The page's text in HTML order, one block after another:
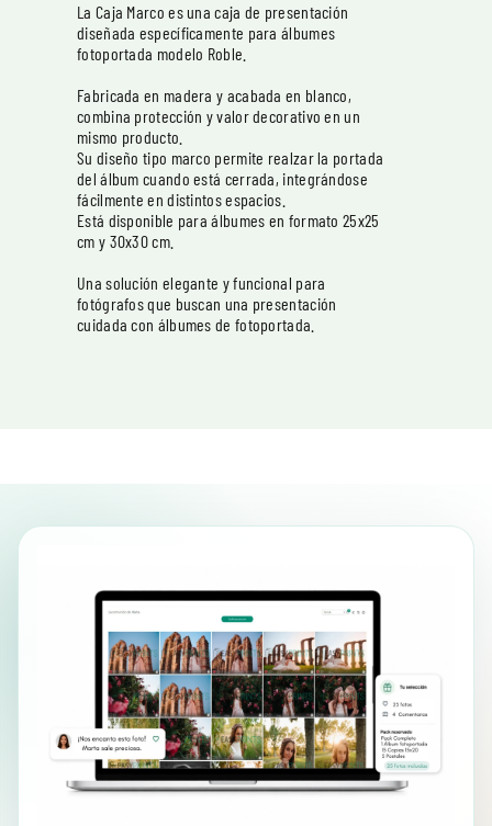
La Caja Marco es una caja de presentación
diseñada específicamente para álbumes
fotoportada modelo Roble.
Fabricada en madera y acabada en blanco,
combina protección y valor decorativo en un
mismo producto.
Su diseño tipo marco permite realzar la portada
del álbum cuando está cerrada, integrándose
fácilmente en distintos espacios.
Está disponible para álbumes en formato 25x25
cm y 30x30 cm.
Una solución elegante y funcional para
fotógrafos que buscan una presentación
cuidada con álbumes de fotoportada.